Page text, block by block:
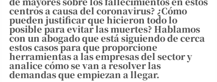
centros a causa del coronavirus? ¿Cómo
pueden justificar que hicieron todo lo
posible para evitar las muertes? Hablamos
con un abogado que está siguiendo de cerca
estos casos para que proporcione
herramientas a las empresas del sector y
analice cómo se van a resolver las
demandas que empiezan a llegar.